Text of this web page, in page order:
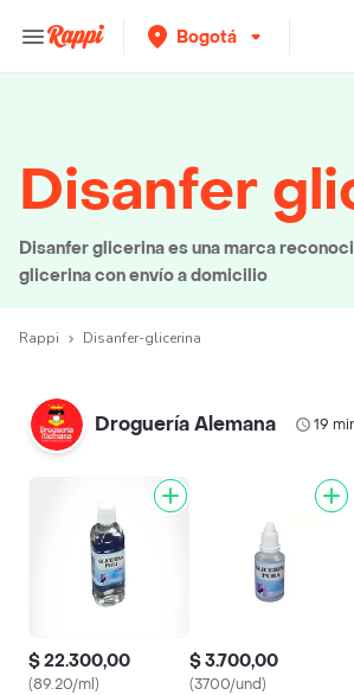
Bogotá
Disanfer
Disanfer glicerina es una marca
glicerina con envío a domicilio
Rappi Disanfer-glicerina
Droguería Alemana 19
$ 22.300,00
(89.20/ml)
$ 3.700,00
(3700/und)